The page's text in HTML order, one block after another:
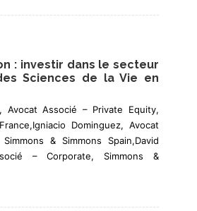
: investir dans le secteur
Sciences de la Vie en
Avocat Associé – Private Equity,
Dominguez, Avocat
& Simmons Spain,David
– Corporate, Simmons &